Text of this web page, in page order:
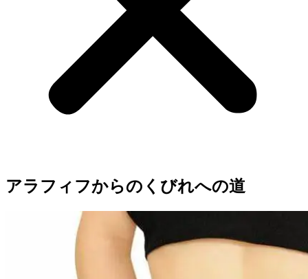
アラフィフからのくびれへの道